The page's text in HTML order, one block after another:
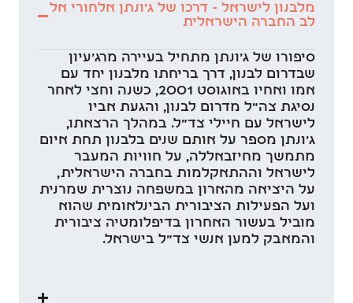
מלבנון לישראל - דרכו של ג'ונתן אלחורי אל
לב החברה הישראלית
סיפורו של ג'ונתן מתחיל בעיירה מרג'עיון
שבדרום לבנון, דרך בריחתו מלבנון יחד עם
אמו ואחיו באוגוסט 2001, כשנה וחצי לאחר
נסיגת צה"ל מדרום לבנון, והגעת אביו
לישראל עם חיילי צד"ל. במהלך הרצאתו,
ג'ונתן מספר על אותם שנים בלבנון תחת איום
מתמשך מחיזבאללה, על חוויות המעבר
לישראל וההתאקלמות בחברה הישראלית,
על היציאה מהארון במשפחה נוצרית שמרנית
ועל הפעילות הציבורית הבינלאומית שהוא
מוביל בעשור האחרון בדיפלומטיה ציבורית
והמאבק למען אנשי צד"ל בישראל.